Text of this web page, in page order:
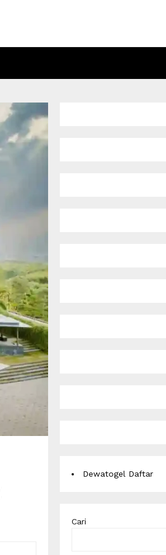
Dewatogel Daftar
Cari